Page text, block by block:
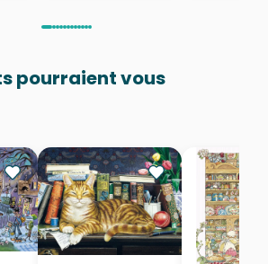
pourraient vous